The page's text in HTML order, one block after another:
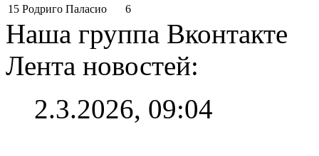
15 Родриго Паласио 6
Наша группа Вконтакте
Лента новостей:
2.3.2026, 09:04